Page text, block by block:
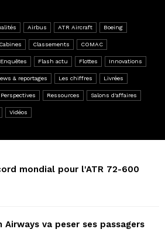
Airbus ATR Aircraft Boeing
Cabines Classements COMAC
Enquêtes Flash actu Flottes Innovations
& reportages Les chiffres Livrées
Perspectives Ressources Salons d'affaires
Vidéos
mondial pour l'ATR 72-600
Airways va peser ses passagers